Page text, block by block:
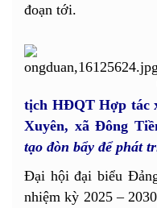
đoạn tới.
tịch HĐQT Hợp tác
Xuyên, xã Đông
tạo đòn bẩy để phát
Đại hội đại biểu
nhiệm kỳ 2025 –